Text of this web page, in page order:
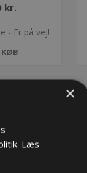
kr.
- Er på vej!
KØB
×
Læs